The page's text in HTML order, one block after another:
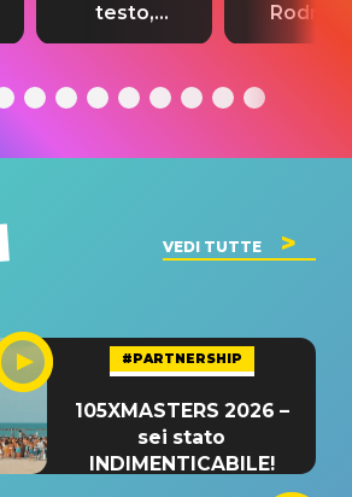
testo,
traduzione e
del singolo
testo,
VEDI TUTTE
#PARTNERSHIP
105XMASTERS 2026 –
sei stato
INDIMENTICABILE!